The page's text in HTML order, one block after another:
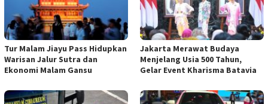
Tur Malam Jiayu Pass Hidupkan
Warisan Jalur Sutra dan
Ekonomi Malam Gansu
Jakarta Merawat Budaya
Menjelang Usia 500 Tahun,
Gelar Event Kharisma Batavia